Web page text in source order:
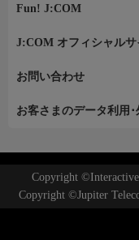
Fun! J:COM
J:COM オフィシャルサ
お問い合わせ
お客さまのデータ利用
Copyright
Copyright ©Jupiter